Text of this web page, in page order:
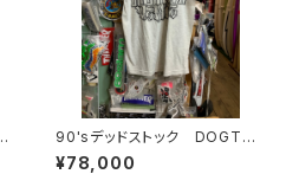
90'sデッドストック DOGTO
WN
¥78,000